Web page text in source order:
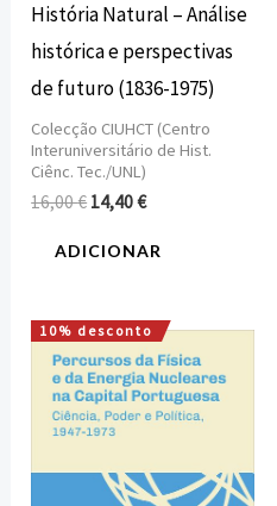
História Natural – Análise
histórica e perspectivas
de futuro (1836-1975)
Colecção CIUHCT (Centro
Interuniversitário de Hist.
Ciênc. Tec./UNL)
16,00€ 14,40€
ADICIONAR
10% desconto
O
preço
original
era:
16,00 €.
O
preço
atual
é: